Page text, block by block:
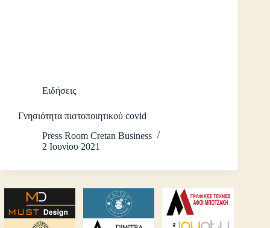
Ειδήσεις
Γνησιότητα πιστοποιητικού covid
Press Room Cretan Business
2 Ιουνίου 2021